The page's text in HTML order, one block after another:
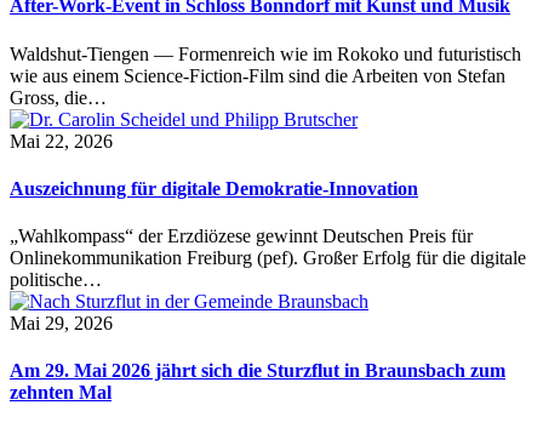
After-Work-Event in Schloss Bonndorf mit Kunst und Musik
Waldshut-Tiengen — Formenreich wie im Rokoko und futuristisch
wie aus einem Science-Fiction-Film sind die Arbeiten von Stefan
Gross, die…
Mai 22, 2026
Auszeichnung für digitale Demokratie-Innovation
„Wahlkompass“ der Erzdiözese gewinnt Deutschen Preis für
Onlinekommunikation Freiburg (pef). Großer Erfolg für die digitale
politische…
Mai 29, 2026
Am 29. Mai 2026 jährt sich die Sturzflut in Braunsbach zum
zehnten Mal